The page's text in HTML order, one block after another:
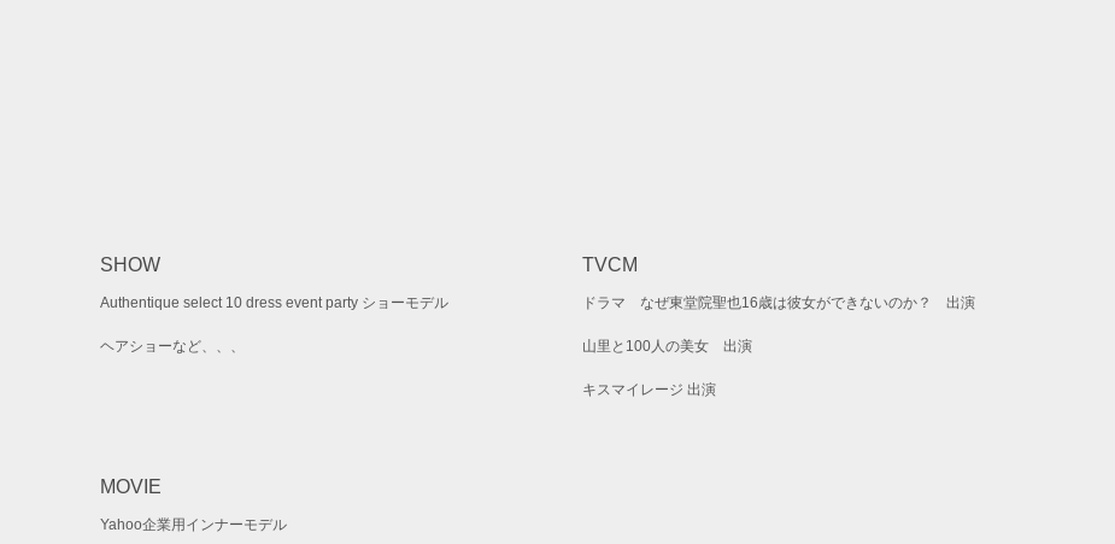
SHOW
Authentique select 10 dress event party ショーモデル
ヘアショーなど、、、
TVCM
ドラマ なぜ東堂院聖也16歳は彼女ができないのか？ 出演
山里と100人の美女 出演
キスマイレージ 出演
MOVIE
Yahoo企業用インナーモデル